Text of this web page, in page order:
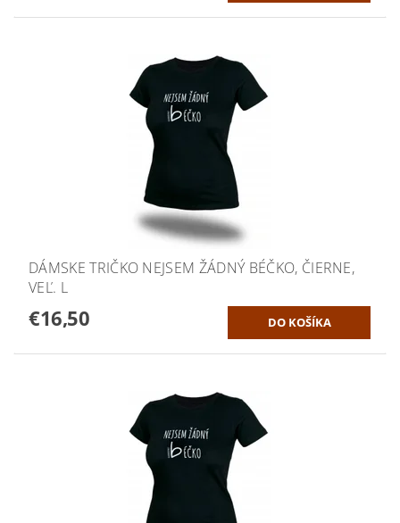
DÁMSKE TRIČKO NEJSEM ŽÁDNÝ BÉČKO, ČIERNE,
VEĽ. L
€16,50